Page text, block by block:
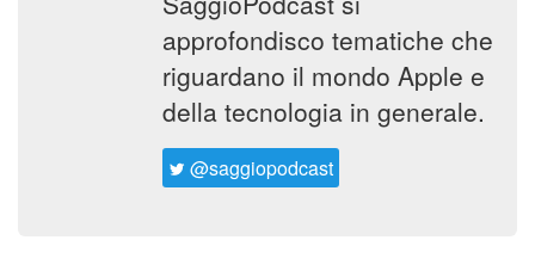
approfondisco tematiche che
riguardano il mondo Apple e
della tecnologia in generale.
@saggiopodcast